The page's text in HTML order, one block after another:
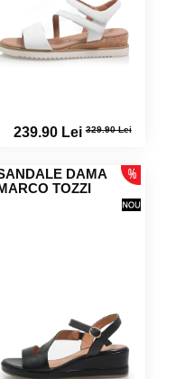
239.90 Lei329.90 Lei
DAMA
TOZZI